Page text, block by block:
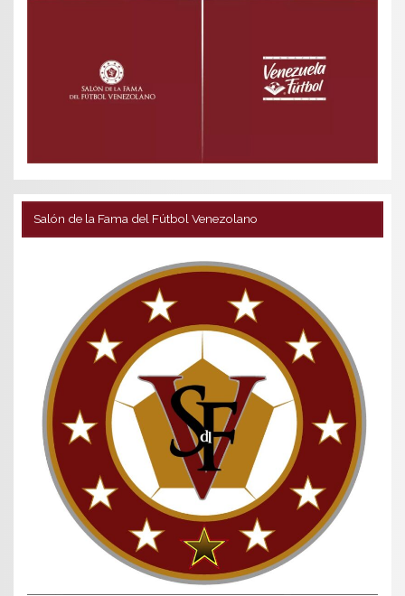
Salón de la Fama del Fútbol Venezolano